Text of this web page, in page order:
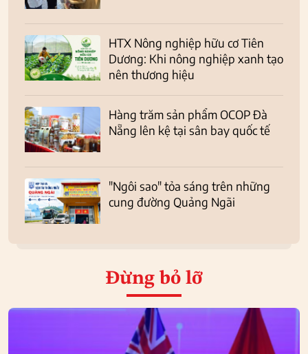
HTX Nông nghiệp hữu cơ Tiên
Dương: Khi nông nghiệp xanh tạo
nên thương hiệu
Hàng trăm sản phẩm OCOP Đà
Nẵng lên kệ tại sân bay quốc tế
"Ngôi sao" tỏa sáng trên những
cung đường Quảng Ngãi
Đừng bỏ lỡ